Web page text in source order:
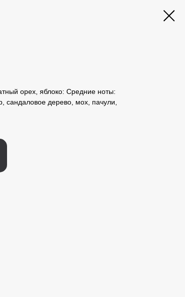
орех, яблоко: Средние ноты:
дерево, мох, пачули,